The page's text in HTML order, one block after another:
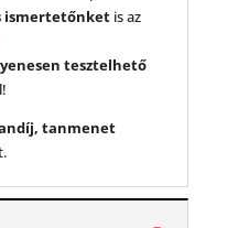
ismertetőnketis az
tesztelhető
tanmenet